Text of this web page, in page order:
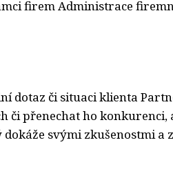
firem Administrace
dotaz či situaci klienta
či přenechat ho konkurenci,
svými zkušenostmi a